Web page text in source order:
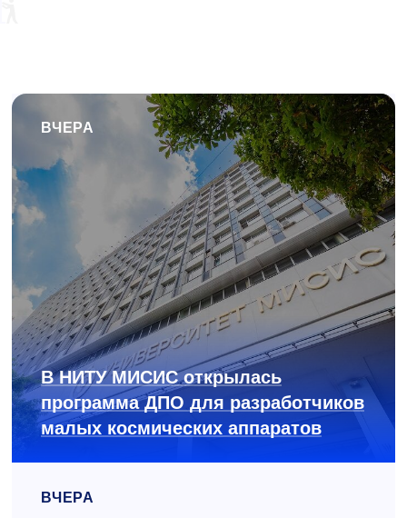
ВЧЕРА
В НИТУ МИСИС открылась
программа ДПО для разработчиков
малых космических аппаратов
ВЧЕРА